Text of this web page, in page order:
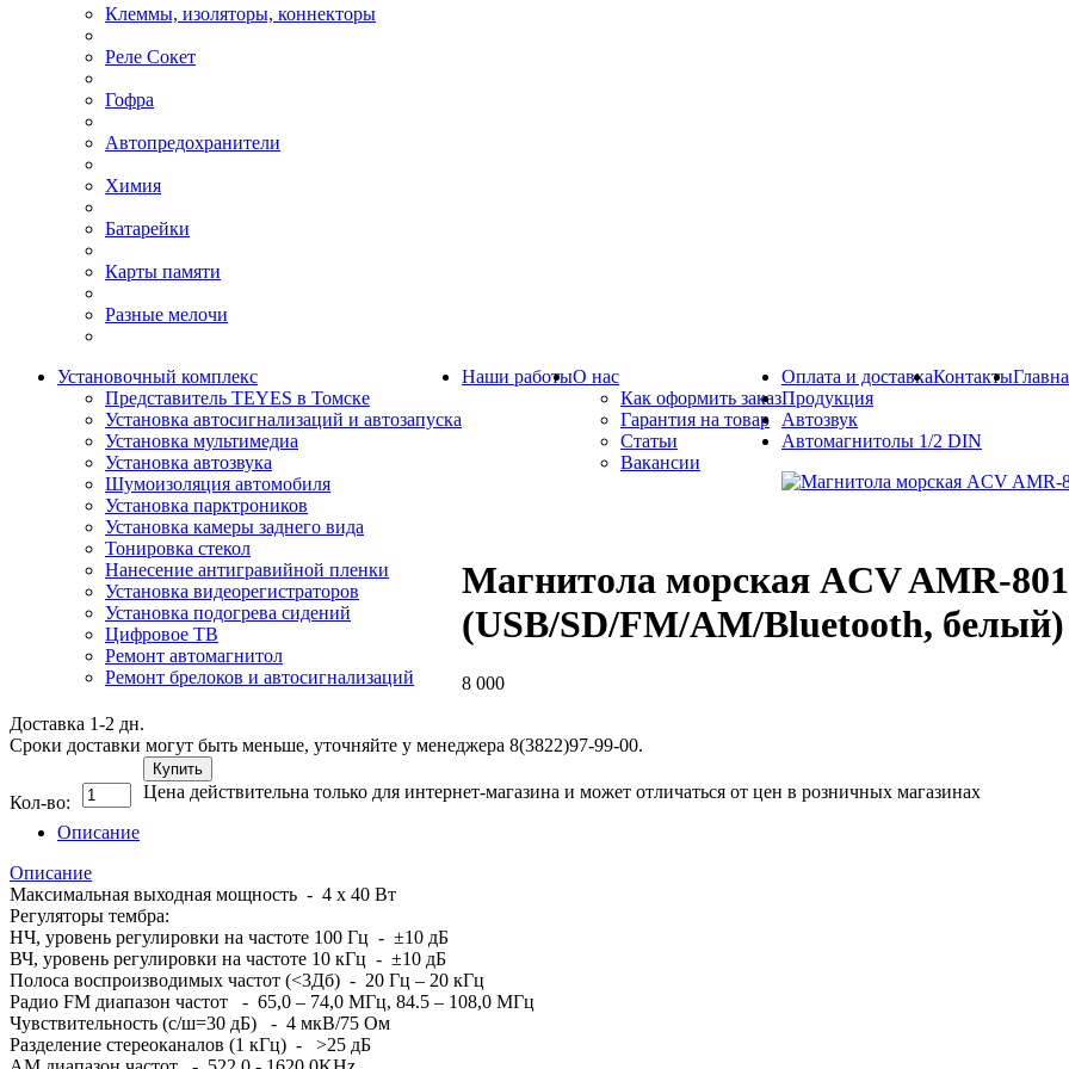
Клеммы, изоляторы, коннекторы
Реле Сокет
Гофра
Автопредохранители
Химия
Батарейки
Карты памяти
Разные мелочи
Установочный комплекс
Представитель TEYES в Томске
Установка автосигнализаций и автозапуска
Установка мультимедиа
Установка автозвука
Шумоизоляция автомобиля
Установка парктроников
Установка камеры заднего вида
Тонировка стекол
Нанесение антигравийной пленки
Установка видеорегистраторов
Установка подогрева сидений
Цифровое ТВ
Ремонт автомагнитол
Ремонт брелоков и автосигнализаций
Наши работыО нас
Как оформить заказ
Гарантия на товар
Статьи
Вакансии
Оплата и доставкаКонтакты
Продукция
Автозвук
Автомагнитолы 1/2 DIN
Магнитола морская ACV AMR-
(USB/SD/FM/AM/Bluetooth, белый)
8 000
Доставка 1-2 дн.
Сроки доставки могут быть меньше, уточняйте у менеджера 8(3822)97-99-00.
Кол-во:
Купить
Цена действительна только для интернет-магазина и может отличаться от цен в розничных магазинах
Описание
Описание
Максимальная выходная мощность - 4 x 40 Вт
Регуляторы тембра:
НЧ, уровень регулировки на частоте 100 Гц - ±10 дБ
ВЧ, уровень регулировки на частоте 10 кГц - ±10 дБ
Полоса воспроизводимых частот (<3Дб) - 20 Гц – 20 кГц
Радио FM диапазон частот - 65,0 – 74,0 МГц, 84.5 – 108,0 МГц
Чувствительность (с/ш=30 дБ) - 4 мкВ/75 Ом
Разделение стереоканалов (1 кГц) - >25 дБ